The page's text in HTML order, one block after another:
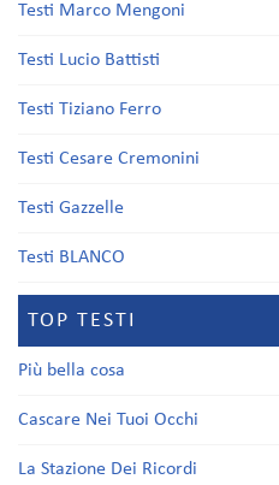
Testi Marco Mengoni
Testi Lucio Battisti
Testi Tiziano Ferro
Testi Cesare Cremonini
Testi Gazzelle
Testi BLANCO
TOP TESTI
Più bella cosa
Cascare Nei Tuoi Occhi
La Stazione Dei Ricordi